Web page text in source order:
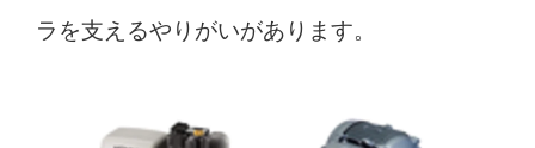
ラを支えるやりがいがあります。